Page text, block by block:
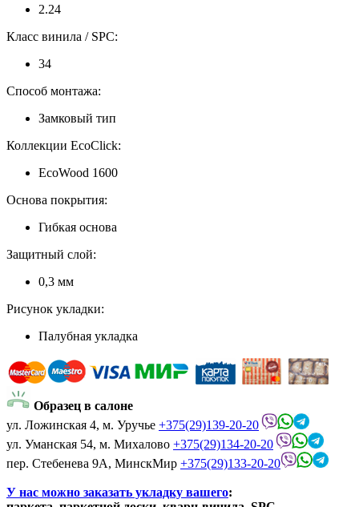
2.24
Класс винила / SPC:
34
Способ монтажа:
Замковый тип
Коллекции EcoClick:
EcoWood 1600
Основа покрытия:
Гибкая основа
Защитный слой:
0,3 мм
Рисунок укладки:
Палубная укладка
Образец в салоне
ул. Ложинская 4, м. Уручье +375(29)139-20-20
ул. Уманская 54, м. Михалово +375(29)134-20-20
пер. Стебенева 9А, МинскМир +375(29)133-20-20
У нас можно заказать укладку вашего: